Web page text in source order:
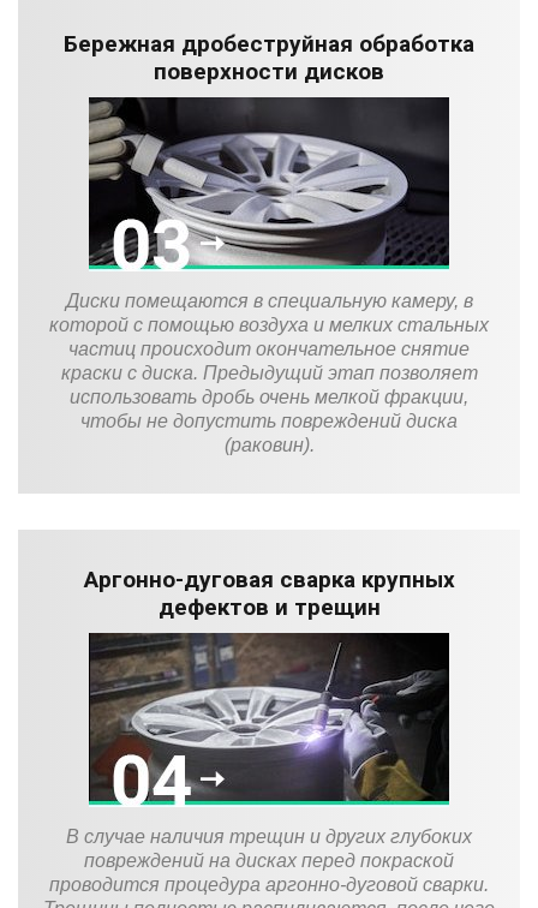
Бережная дробеструйная обработка
поверхности дисков
Диски помещаются в специальную камеру, в
которой с помощью воздуха и мелких стальных
частиц происходит окончательное снятие
краски с диска. Предыдущий этап позволяет
использовать дробь очень мелкой фракции,
чтобы не допустить повреждений диска
(раковин).
Аргонно-дуговая сварка крупных
дефектов и трещин
В случае наличия трещин и других глубоких
повреждений на дисках перед покраской
проводится процедура аргонно-дуговой сварки.